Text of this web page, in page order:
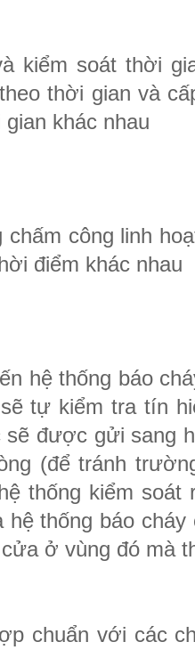
kiểm soát thời
thời gian và
khác nhau
công linh
điểm khác nhau
hệ thống báo
tự kiểm tra tín
được gửi sang
(để tránh
thống kiểm soát
hệ thống báo
ở vùng đó mà
chuẩn với các